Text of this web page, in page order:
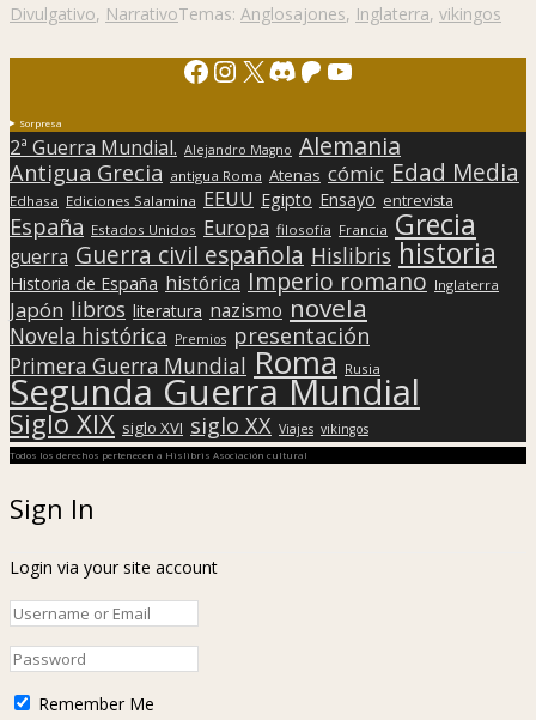
Divulgativo, NarrativoTemas: Anglosajones, Inglaterra, vikingos
Facebook
Instagram
X Discord
Patreon
YouTube
Sorpresa
2ª Guerra Mundial. Alejandro Magno Alemania
Antigua Grecia antigua Roma Atenas cómic Edad Media
Edhasa Ediciones Salamina EEUU Egipto Ensayo entrevista
España Estados Unidos Europa filosofía Francia Grecia
guerra Guerra civil española Hislibris historia
Historia de España histórica Imperio romano Inglaterra
Japón libros literatura nazismo novela
Novela histórica Premios presentación
Primera Guerra Mundial Roma Rusia
Segunda Guerra Mundial
Siglo XIX siglo XVI siglo XX Viajes vikingos
Todos los derechos pertenecen a Hislibris Asociación cultural
Sign In
Login via your site account
Remember Me